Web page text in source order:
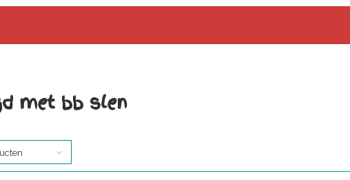
met bb slen